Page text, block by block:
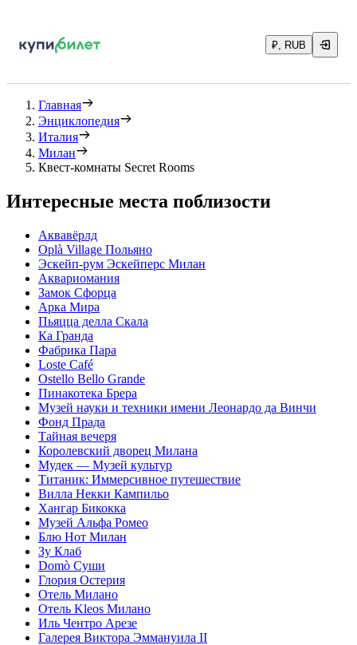
₽, RUB
Главная
Энциклопедия
Италия
Милан
Квест-комнаты Secret Rooms
Интересные места поблизости
Аквавёрлд
Oplà Village Польяно
Эскейп-рум Эскейперс Милан
Аквариомания
Замок Сфорца
Арка Мира
Пьяцца делла Скала
Ка Гранда
Фабрика Пара
Loste Café
Ostello Bello Grande
Пинакотека Брера
Музей науки и техники имени Леонардо да Винчи
Фонд Прада
Тайная вечеря
Королевский дворец Милана
Мудек — Музей культур
Титаник: Иммерсивное путешествие
Вилла Некки Кампильо
Хангар Бикокка
Музей Альфа Ромео
Блю Нот Милан
Зу Клаб
Domò Суши
Глория Остерия
Отель Милано
Отель Kleos Милано
Иль Чентро Арезе
Галерея Виктора Эммануила II